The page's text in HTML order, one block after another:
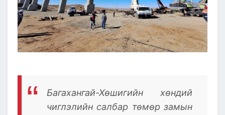
Багахангай-Хөшигийн хөндий
чиглэлийн салбар төмөр замын